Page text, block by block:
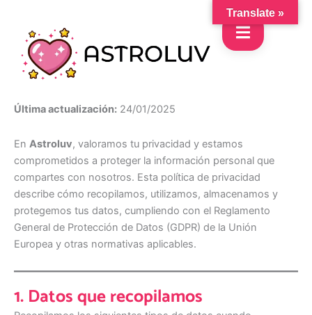
content
Última actualización: 24/01/2025
En Astroluv, valoramos tu privacidad y estamos
comprometidos a proteger la información personal que
compartes con nosotros. Esta política de privacidad
describe cómo recopilamos, utilizamos, almacenamos y
protegemos tus datos, cumpliendo con el Reglamento
General de Protección de Datos (GDPR) de la Unión
Europea y otras normativas aplicables.
1. Datos que recopilamos
Translate »